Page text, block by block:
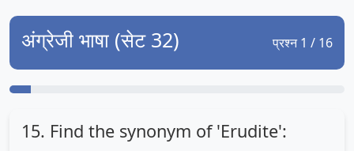
अंग्रेजी भाषा (सेट 32) प्रश्न 1 / 16
15. Find the synonym of 'Erudite':